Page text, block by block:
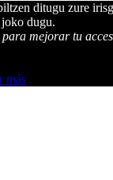
ditugu zure
dugu.
mejorar tu
más